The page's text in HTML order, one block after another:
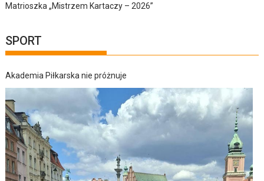
Matrioszka „Mistrzem Kartaczy – 2026”
SPORT
Akademia Piłkarska nie próżnuje